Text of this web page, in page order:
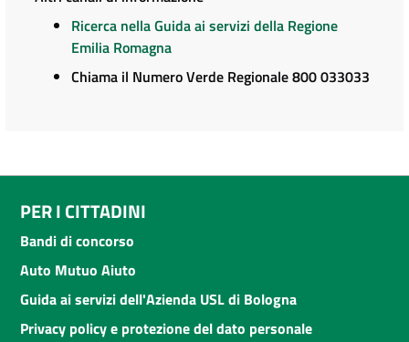
Ricerca nella Guida ai servizi della Regione
Emilia Romagna
Chiama il Numero Verde Regionale 800 033033
PER I CITTADINI
Bandi di concorso
Auto Mutuo Aiuto
Guida ai servizi dell'Azienda USL di Bologna
Privacy policy e protezione del dato personale